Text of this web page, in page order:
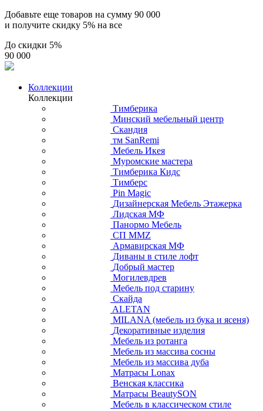
Добавьте еще товаров на сумму 90 000
и получите скидку 5% на все
До скидки 5%
90 000
Коллекции
Коллекции
Тимберика
Минский мебельный центр
Скандия
тм SanRemi
Мебель Икея
Муромские мастера
Тимберика Кидс
Тимберс
Pin Magic
Дизайнерская Мебель Этажерка
Лидская МФ
Панормо Мебель
СП ММZ
Армавирская МФ
Диваны в стиле лофт
Добрый мастер
Могилевдрев
Мебель под старину
Скайда
ALETAN
MILANA (мебель из бука и ясеня)
Декоративные изделия
Мебель из ротанга
Мебель из массива сосны
Мебель из массива дуба
Матрасы Lonax
Венская классика
Матрасы BeautySON
Мебель в классическом стиле